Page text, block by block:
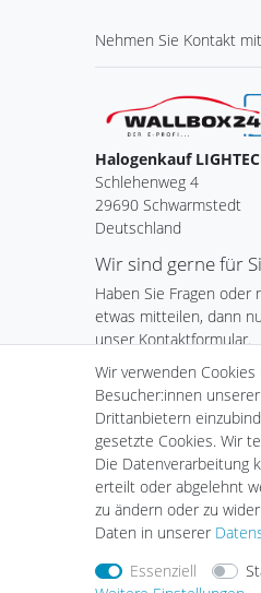
Nehmen Sie Kontakt
Halogenkauf
Schlehenweg 4
29690 Schwarmstedt
Deutschland
Wir sind gerne für
Haben Sie Fragen oder
etwas mitteilen, dann
unser Kontaktformular.
Zum
Wir verwenden
Besucher:innen
Drittanbietern
gesetzte Cookies. Wir
Die Datenverarbeitung
erteilt oder abgelehnt
zu ändern oder zu
Daten in unserer
Essenziell